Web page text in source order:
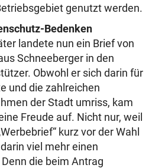
genutzt werden.
Bedenken
landete nun ein Brief von
Schneeberger in den
Obwohl er sich darin für
und die zahlreichen
der Stadt umriss, kam
Freude auf. Nicht nur, weil
kurz vor der Wahl
viel mehr einen
die beim Antrag